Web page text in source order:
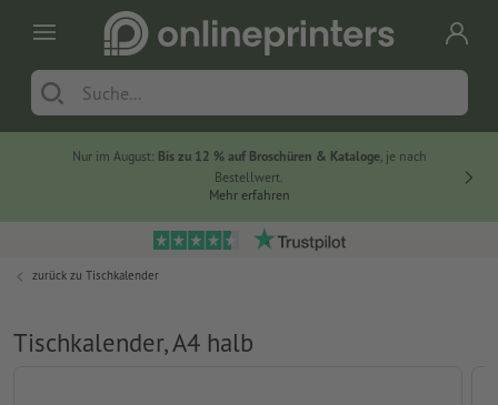
Nur im August: Bis zu 12 % auf Broschüren & Kataloge, je nach
Bestellwert.
Mehr erfahren
zurück zu Tischkalender
Tischkalender, A4 halb